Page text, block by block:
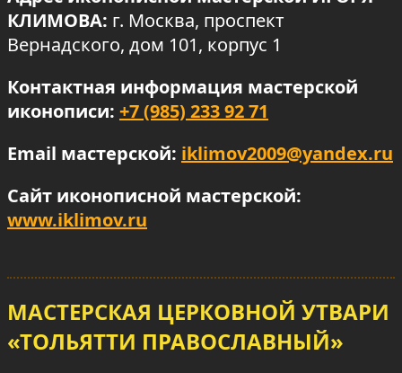
КЛИМОВА: г. Москва, проспект
Вернадского, дом 101, корпус 1
Контактная информация мастерской
иконописи: +7 (985) 233 92 71
Email мастерской: iklimov2009@yandex.ru
Сайт иконописной мастерской:
www.iklimov.ru
МАСТЕРСКАЯ ЦЕРКОВНОЙ УТВАРИ
«ТОЛЬЯТТИ ПРАВОСЛАВНЫЙ»